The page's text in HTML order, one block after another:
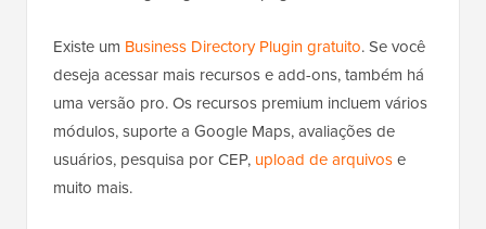
Existe um Business Directory Plugin gratuito. Se você
deseja acessar mais recursos e add-ons, também há
uma versão pro. Os recursos premium incluem vários
módulos, suporte a Google Maps, avaliações de
usuários, pesquisa por CEP, upload de arquivose
muito mais.